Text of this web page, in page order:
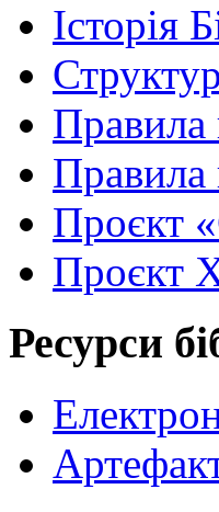
Історія
Правила
Проєкт
Проєкт
Ресурси